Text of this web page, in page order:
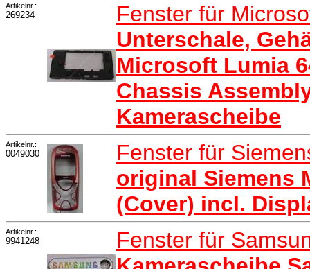
Artikelnr.:
269234
Fenster für
Unterschale,
Microsoft Lumia
Chassis
Kamerascheibe
Artikelnr.:
0049030
Fenster für
original Siemens
(Cover) incl.
Artikelnr.:
9941248
Fenster für